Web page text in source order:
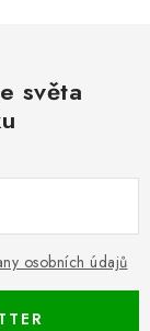
světa
osobních údajů